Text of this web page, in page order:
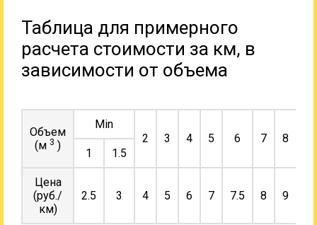
Таблица для примерного
расчета стоимости за км, в
зависимости от объема
Объем
(м 3 )
Min
2
3 4 5 6 7 8
1
1.5
Цена
(руб./
км)
2.5 3 4 5 6 7 7.5 8 9